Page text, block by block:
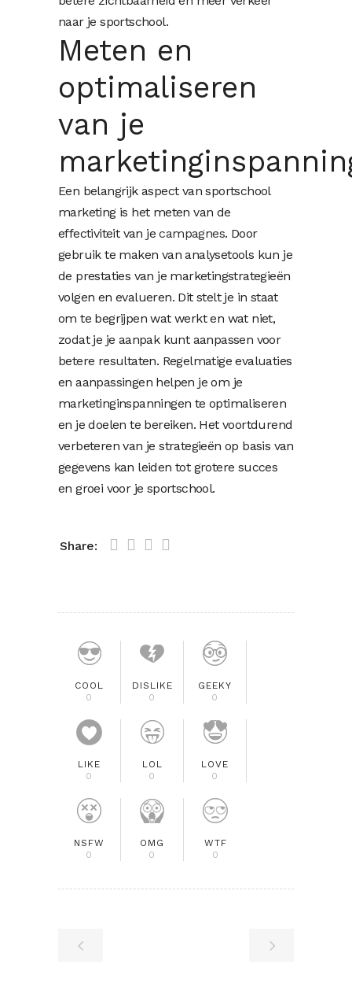
naar je sportschool.
Meten en
optimaliseren
van je
Een belangrijk aspect van sportschool
marketing is het meten van de
effectiviteit van jecampagnes. Door
gebruik te maken van analysetools kun je
de prestaties van je marketingstrategieën
volgen en evalueren. Dit stelt je in staat
om te begrijpen wat werkt en wat niet,
zodat je je aanpak kunt aanpassen voor
betere resultaten. Regelmatige evaluaties
en aanpassingen helpen je om je
marketinginspanningen te optimaliseren
en je doelen te bereiken. Het voortdurend
verbeteren van je strategieën op basis van
gegevens kan leiden tot grotere succes
en groei voor je sportschool.
Share:
COOL
0
DISLIKE
0
GEEKY
0
LIKE
0
LOL
0
LOVE
0
NSFW
0
OMG
0
WTF
0